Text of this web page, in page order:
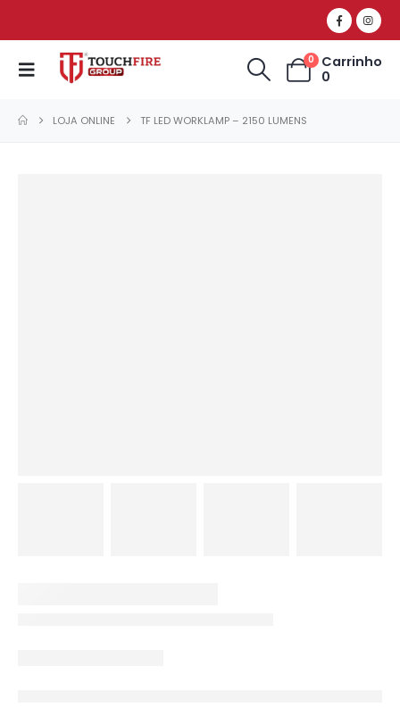
0
Carrinho
0
LOJA ONLINE TF LED WORKLAMP – 2150 LUMENS